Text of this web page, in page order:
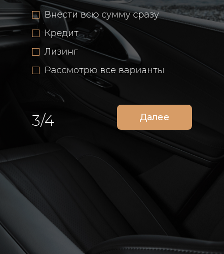
3/4 Далее
Внести всю сумму сразу
Кредит
Лизинг
Рассмотрю все варианты